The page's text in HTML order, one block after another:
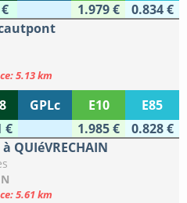
1.979 €
0.834 €
5.13 km
GPLc E10
E85
€ 1.985 €
0.828 €
QUIéVRECHAIN
5.61 km